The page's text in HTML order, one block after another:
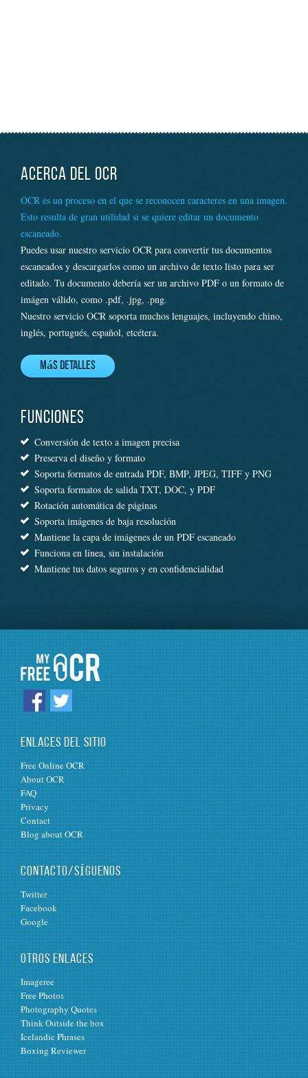
ACERCA DEL OCR
OCR es un proceso en el que se reconocen caracteres en una imagen.
Esto resulta de gran utilidad si se quiere editar un documento
escaneado.
Puedes usar nuestro servicio OCR para convertir tus documentos
escaneados y descargarlos como un archivo de texto listo para ser
editado. Tu documento debería ser un archivo PDF o un formato de
imágen válido, como .pdf, .jpg, .png.
Nuestro servicio OCR soporta muchos lenguajes, incluyendo chino,
inglés, portugués, español, etcétera.
Más detalles
FUNCIONES
Conversión de texto a imagen precisa
Preserva el diseño y formato
Soporta formatos de entrada PDF, BMP, JPEG, TIFF y PNG
Soporta formatos de salida TXT, DOC, y PDF
Rotación automática de páginas
Soporta imágenes de baja resolución
Mantiene la capa de imágenes de un PDF escaneado
Funciona en línea, sin instalación
Mantiene tus datos seguros y en confidencialidad
ENLACES DEL SITIO
Free Online OCR
About OCR
FAQ
Privacy
Contact
Blog about OCR
CONTACTO/SÍGUENOS
Twitter
Facebook
Google
OTROS ENLACES
Imageree
Free Photos
Photography Quotes
Think Outside the box
Icelandic Phrases
Boxing Reviewer